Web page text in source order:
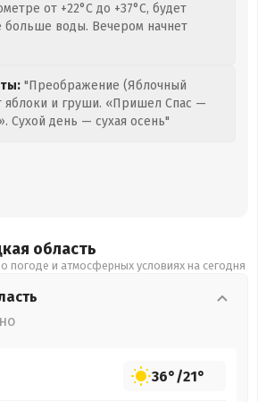
от +22°C до +37°C, будет
больше воды. Вечером начнет
"Преображение (Яблочный
яблоки и груши. «Пришел Спас —
Сухой день — сухая осень"
область
погоде и атмосферных условиях на сегодня
36°/21°